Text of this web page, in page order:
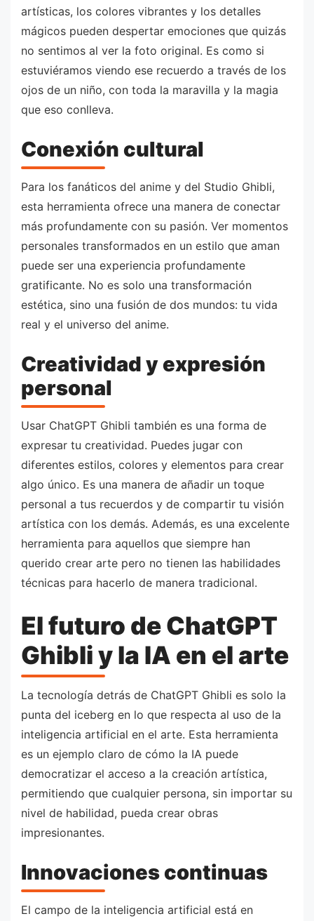
artísticas, los colores vibrantes y los detalles
mágicos pueden despertar emociones que quizás
no sentimos al ver la foto original. Es como si
estuviéramos viendo ese recuerdo a través de los
ojos de un niño, con toda la maravilla y la magia
que eso conlleva.
Conexión cultural
Para los fanáticos del anime y del Studio Ghibli,
esta herramienta ofrece una manera de conectar
más profundamente con su pasión. Ver momentos
personales transformados en un estilo que aman
puede ser una experiencia profundamente
gratificante. No es solo una transformación
estética, sino una fusión de dos mundos: tu vida
real y el universo del anime.
Creatividad y expresión
personal
Usar ChatGPT Ghibli también es una forma de
expresar tu creatividad. Puedes jugar con
diferentes estilos, colores y elementos para crear
algo único. Es una manera de añadir un toque
personal a tus recuerdos y de compartir tu visión
artística con los demás. Además, es una excelente
herramienta para aquellos que siempre han
querido crear arte pero no tienen las habilidades
técnicas para hacerlo de manera tradicional.
El futuro de ChatGPT
Ghibli y la IA en el arte
La tecnología detrás de ChatGPT Ghibli es solo la
punta del iceberg en lo que respecta al uso de la
inteligencia artificial en el arte. Esta herramienta
es un ejemplo claro de cómo la IA puede
democratizar el acceso a la creación artística,
permitiendo que cualquier persona, sin importar su
nivel de habilidad, pueda crear obras
impresionantes.
Innovaciones continuas
El campo de la inteligencia artificial está en